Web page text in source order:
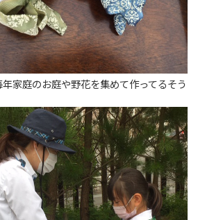
家庭のお庭や野花を集めて作ってるそう